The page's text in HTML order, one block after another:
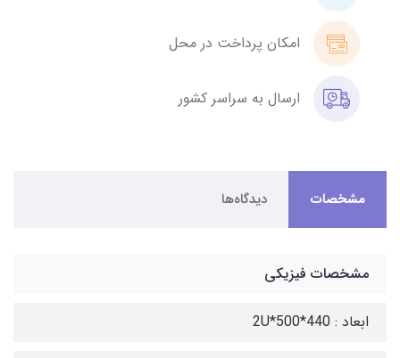
امکان پرداخت در محل
ارسال به سراسر کشور
مشخصات دیدگاه‌ها
مشخصات فیزیکی
ابعاد : 440*500*2U